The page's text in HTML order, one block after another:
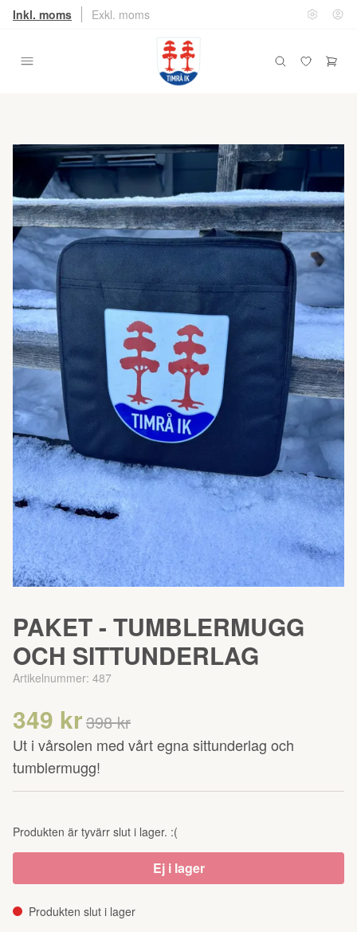
Inkl. moms Exkl. moms
PAKET - TUMBLERMUGG
OCH SITTUNDERLAG
Artikelnummer: 487
349 kr398 kr
Ut i vårsolen med vårt egna sittunderlag och
tumblermugg!
Produkten är tyvärr slut i lager. :(
Ej i lager
Produkten slut i lager